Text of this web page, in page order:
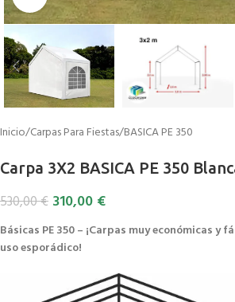
Inicio/Carpas Para Fiestas/BASICA PE 350
Carpa 3X2 BASICA PE 350
530,00€ 310,00 €
Básicas PE 350 – ¡Carpas muy económicas y
uso esporádico!